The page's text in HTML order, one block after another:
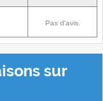
Pas d'avis.
sur